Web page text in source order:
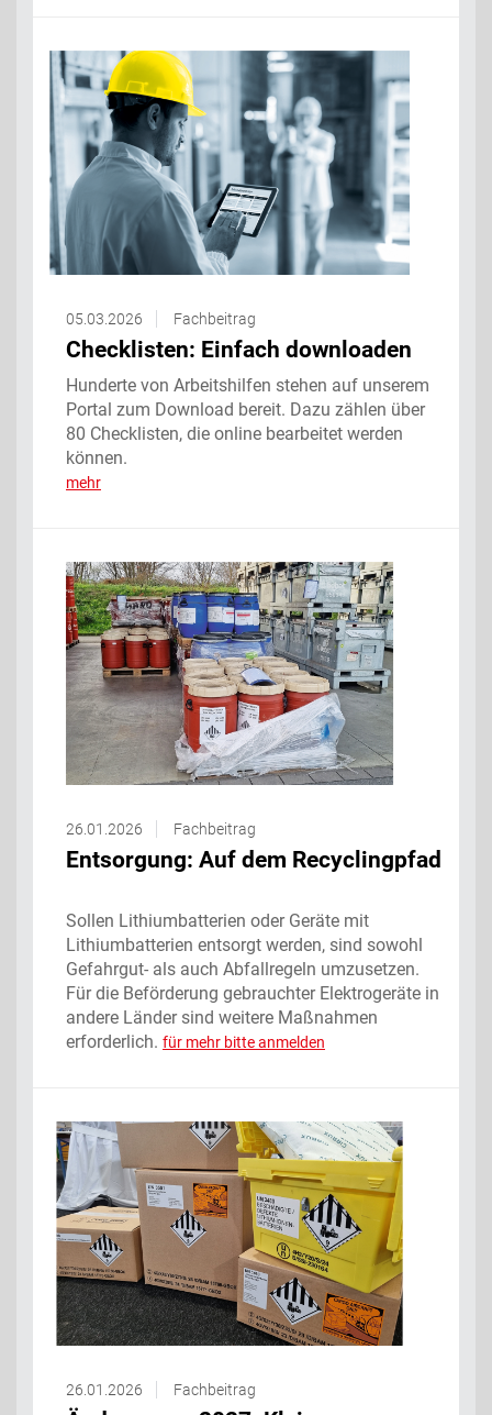
05.03.2026 Fachbeitrag
Checklisten: Einfach downloaden
Hunderte von Arbeitshilfen stehen auf unserem
Portal zum Download bereit. Dazu zählen über
80 Checklisten, die online bearbeitet werden
können.
mehr
26.01.2026 Fachbeitrag
Entsorgung: Auf dem Recyclingpfad
Sollen Lithiumbatterien oder Geräte mit
Lithiumbatterien entsorgt werden, sind sowohl
Gefahrgut- als auch Abfallregeln umzusetzen.
Für die Beförderung gebrauchter Elektrogeräte in
andere Länder sind weitere Maßnahmen
erforderlich. für mehr bitte anmelden
26.01.2026 Fachbeitrag